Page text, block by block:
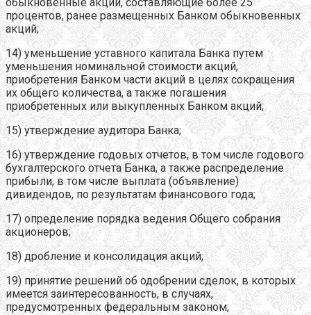
обыкновенные акции, составляющие более 25
процентов, ранее размещенных Банком обыкновенных
акций;
14) уменьшение уставного капитала Банка путем
уменьшения номинальной стоимости акций,
приобретения Банком части акций в целях сокращения
их общего количества, а также погашения
приобретенных или выкупленных Банком акций;
15) утверждение аудитора Банка;
16) утверждение годовых отчетов, в том числе годового
бухгалтерского отчета Банка, а также распределение
прибыли, в том числе выплата (объявление)
дивидендов, по результатам финансового года;
17) определение порядка ведения Общего собрания
акционеров;
18) дробление и консолидация акций;
19) принятие решений об одобрении сделок, в которых
имеется заинтересованность, в случаях,
предусмотренных федеральным законом;